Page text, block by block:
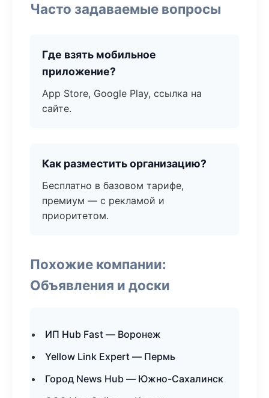
Часто задаваемые вопросы
Где взять мобильное
приложение?
App Store, Google Play, ссылка на
сайте.
Как разместить организацию?
Бесплатно в базовом тарифе,
премиум — с рекламой и
приоритетом.
Похожие компании:
Объявления и доски
ИП Hub Fast — Воронеж
Yellow Link Expert — Пермь
Город News Hub — Южно-Сахалинск